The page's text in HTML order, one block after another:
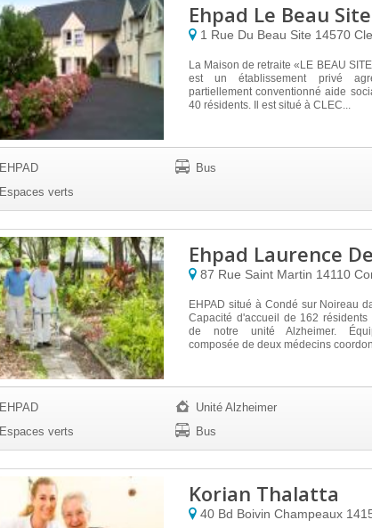
Ehpad Le Beau
1 Rue Du Beau Site 14570
La Maison de retraite «LE BEAU
est un établissement privé
partiellement conventionné aide
40 résidents. Il est situé à CLEC...
EHPAD
Espaces verts
Bus
Ehpad Laurence
87 Rue Saint Martin 14110
EHPAD situé à Condé sur Noireau
Capacité d'accueil de 162
de notre unité Alzheimer.
composée de deux médecins
EHPAD
Espaces verts
Unité Alzheimer
Bus
Korian Thalatta
40 Bd Boivin Champeaux